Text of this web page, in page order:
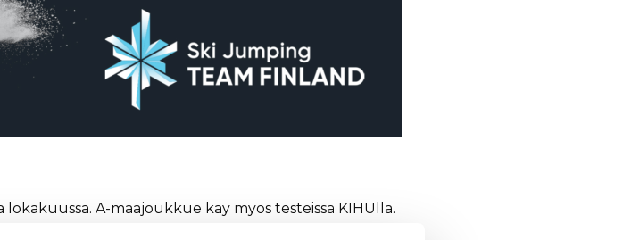
A-maajoukkue käy myös testeissä KIHUlla.